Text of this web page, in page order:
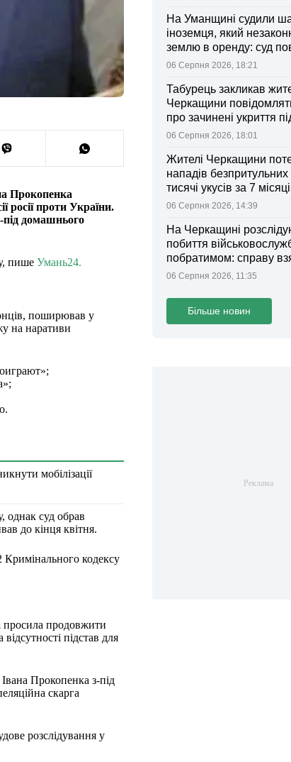
Прокопенка
росії проти України.
під домашнього
пише Умань24.
поширював у
на наративи
мобілізації
однак суд обрав
до кінця квітня.
кодексу
просила продовжити
підстав для
Івана Прокопенка з-під
скарга
розслідування у
На Уманщині судили
іноземця, який
землю в оренду: суд
ділянки громаді
06 Серпня 2026, 18:21
Табурець закликав
Черкащини
про зачинені укриття
тривоги
06 Серпня 2026, 18:01
Жителі Черкащини
нападів
тисячі укусів за 7
06 Серпня 2026, 14:39
На Черкащині
побиття
побратимом: справу
контроль Лубінець
06 Серпня 2026, 11:35
Більше новин